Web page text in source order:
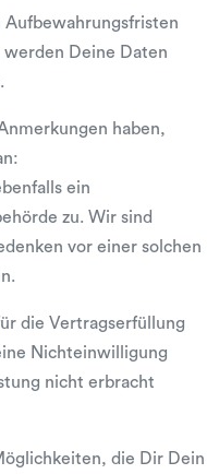
Aufbewahrungsfristen
Deine Daten
haben,
ein
zu. Wir sind
vor einer solchen
die Vertragserfüllung
Nichteinwilligung
nicht erbracht
die Dir Dein